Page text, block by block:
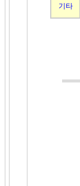
기타